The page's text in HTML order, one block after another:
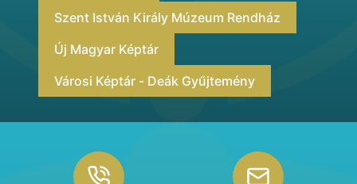
Szent István Király Múzeum Rendház
Új Magyar Képtár
Városi Képtár - Deák Gyűjtemény